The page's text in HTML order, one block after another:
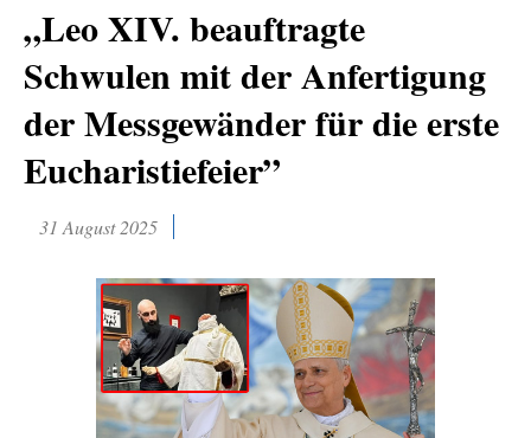
„Leo XIV. beauftragte
Schwulen mit der Anfertigung
der Messgewänder für die erste
Eucharistiefeier”
31 August 2025